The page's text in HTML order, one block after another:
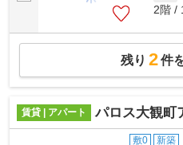
2階 /
残り 2件
賃貸 | アパート パロス大観町
敷0 新築